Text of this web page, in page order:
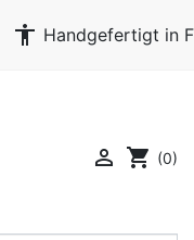
accessibility Handgefertigt in
 shopping_cart (0)